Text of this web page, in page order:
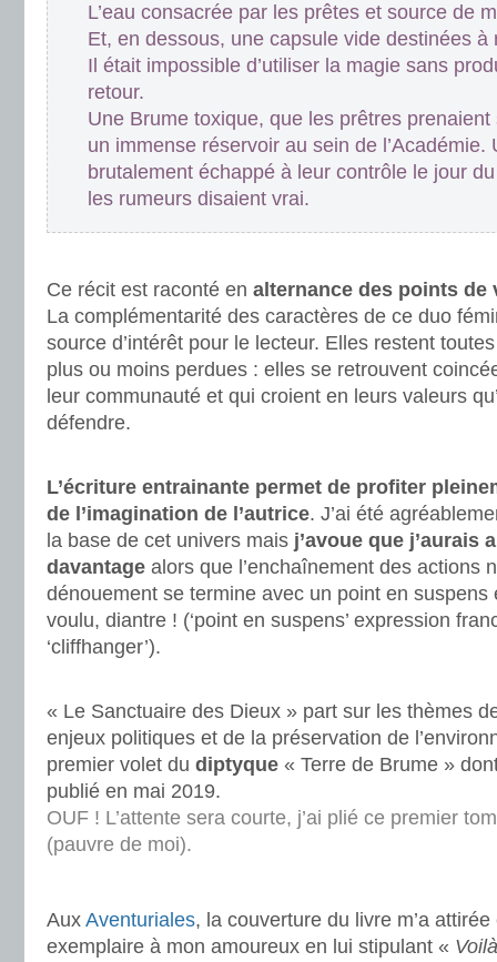
L’eau consacrée par les prêtes et source de
Et, en dessous, une capsule vide destinées à
Il était impossible d’utiliser la magie sans
retour.
Une Brume toxique, que les prêtres
un immense réservoir au sein de l’Académie.
brutalement échappé à leur contrôle le jour
les rumeurs disaient vrai.
Ce récit est raconté en alternance des points de
La complémentarité des caractères de ce duo
source d’intérêt pour le lecteur. Elles restent
plus ou moins perdues : elles se retrouvent
leur communauté et qui croient en leurs valeurs
défendre.
L’écriture entrainante permet de profiter
de l’imagination de l’autrice. J’ai été
la base de cet univers mais j’avoue que j’aurais
davantage alors que l’enchaînement des actions
dénouement se termine avec un point en suspens
voulu, diantre ! (‘point en suspens’ expression
‘cliffhanger’).
« Le Sanctuaire des Dieux » part sur les thèmes
enjeux politiques et de la préservation de
premier volet du diptyque « Terre de Brume »
publié en mai 2019.
OUF ! L’attente sera courte, j’ai plié ce premier
(pauvre de moi).
Aux Aventuriales, la couverture du livre m’a
exemplaire à mon amoureux en lui stipulant «